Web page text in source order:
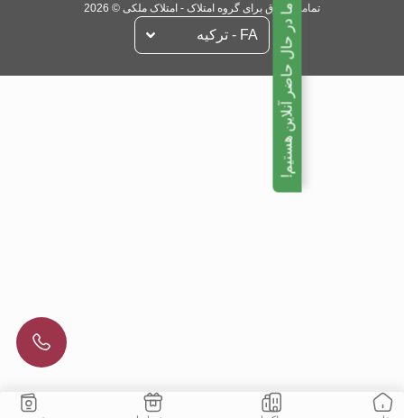
تمامی حقوق برای گروه امتلاک - امتلاک ملکی © 2026
FA - تركيه ما در حال حاضر آنلاین هستیم!